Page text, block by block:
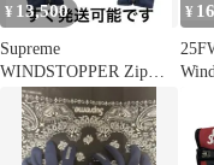
¥ 13,500
Supreme
WINDSTOPPER Zip
Gloves "Navy"
¥